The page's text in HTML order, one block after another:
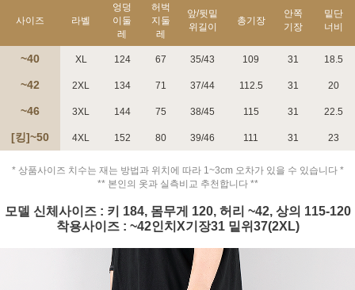
페이코 ID로 페
PAYCO 바로구매
사이즈 라벨
엉덩
이둘
레
허벅
지둘
레
앞/뒷밑
위길이
총기장
안쪽
기장
밑단
너비
~40 XL 124 67 35/43 109 31 18.5
~42 2XL 134 71 37/44 112.5 31 20
~46 3XL 144 75 38/45 115 31 22.5
[킹]~50 4XL 152 80 39/46 111 31 23
* 상품사이즈 치수는 재는 방법과 위치에 따라 1~3cm 오차가 있을 수 있습니다 *
** 본인의 옷과 실측비교 추천합니다 **
모델 신체사이즈 : 키 184, 몸무게 120, 허리 ~42, 상의 115-120
착용사이즈 : ~42인치X기장31 밑위37(2XL)